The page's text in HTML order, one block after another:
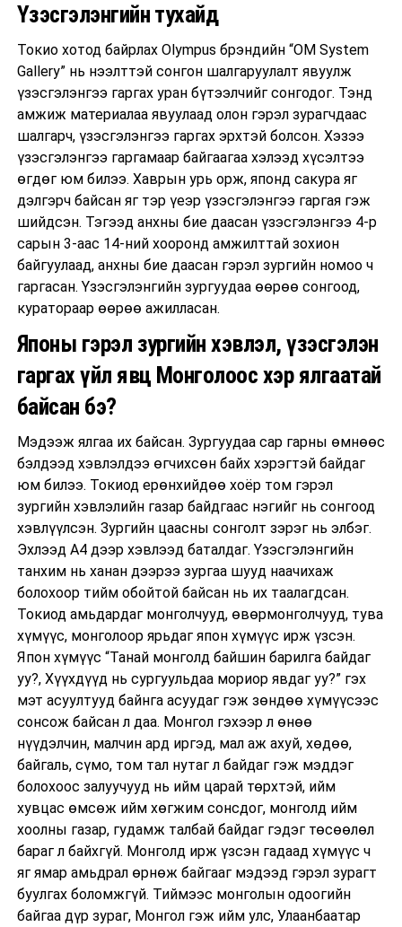
Үзэсгэлэнгийн тухайд
Токио хотод байрлах Olympus брэндийн “OM System
Gallery” нь нээлттэй сонгон шалгаруулалт явуулж
үзэсгэлэнгээ гаргах уран бүтээлчийг сонгодог. Тэнд
амжиж материалаа явуулаад олон гэрэл зурагчдаас
шалгарч, үзэсгэлэнгээ гаргах эрхтэй болсон. Хэзээ
үзэсгэлэнгээ гаргамаар байгаагаа хэлээд хүсэлтээ
өгдөг юм билээ. Хаврын урь орж, японд сакура яг
дэлгэрч байсан яг тэр үеэр үзэсгэлэнгээ гаргая гэж
шийдсэн. Тэгээд анхны бие даасан үзэсгэлэнгээ 4-р
сарын 3-аас 14-ний хооронд амжилттай зохион
байгуулаад, анхны бие даасан гэрэл зургийн номоо ч
гаргасан. Үзэсгэлэнгийн зургуудаа өөрөө сонгоод,
куратораар өөрөө ажилласан.
Японы гэрэл зургийн хэвлэл, үзэсгэлэн
гаргах үйл явц Монголоос хэр ялгаатай
байсан бэ?
Мэдээж ялгаа их байсан. Зургуудаа сар гарны өмнөөс
бэлдээд хэвлэлдээ өгчихсөн байх хэрэгтэй байдаг
юм билээ. Токиод ерөнхийдөө хоёр том гэрэл
зургийн хэвлэлийн газар байдгаас нэгийг нь сонгоод
хэвлүүлсэн. Зургийн цаасны сонголт зэрэг нь элбэг.
Эхлээд А4 дээр хэвлээд баталдаг. Үзэсгэлэнгийн
танхим нь ханан дээрээ зургаа шууд наачихаж
болохоор тийм обойтой байсан нь их таалагдсан.
Токиод амьдардаг монголчууд, өвөрмонголчууд, тува
хүмүүс, монголоор ярьдаг япон хүмүүс ирж үзсэн.
Япон хүмүүс “Танай монголд байшин барилга байдаг
уу?, Хүүхдүүд нь сургуульдаа мориор явдаг уу?” гэх
мэт асуултууд байнга асуудаг гэж зөндөө хүмүүсээс
сонсож байсан л даа. Монгол гэхээр л өнөө
нүүдэлчин, малчин ард иргэд, мал аж ахуй, хөдөө,
байгаль, сүмо, том тал нутаг л байдаг гэж мэддэг
болохоос залуучууд нь ийм царай төрхтэй, ийм
хувцас өмсөж ийм хөгжим сонсдог, монголд ийм
хоолны газар, гудамж талбай байдаг гэдэг төсөөлөл
бараг л байхгүй. Монголд ирж үзсэн гадаад хүмүүс ч
яг ямар амьдрал өрнөж байгааг мэдээд гэрэл зурагт
буулгах боломжгүй. Тиймээс монголын одоогийн
байгаа дүр зураг, Монгол гэж ийм улс, Улаанбаатар